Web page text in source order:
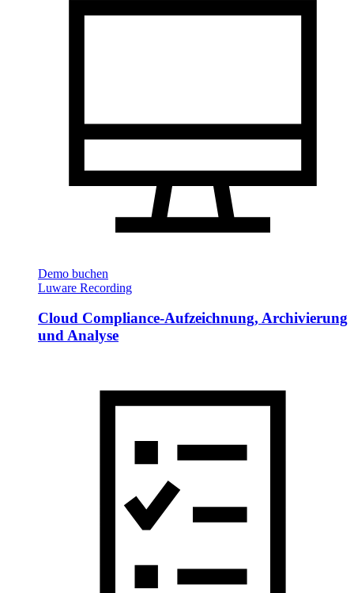
Demo buchen
Luware Recording
Cloud Compliance-Aufzeichnung, Archivierung
und Analyse